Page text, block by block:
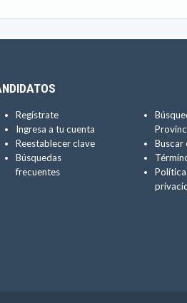
Regístrate
Ingresa a tu cuenta
Reestablecer clave
Búsquedas
frecuentes
Buscar